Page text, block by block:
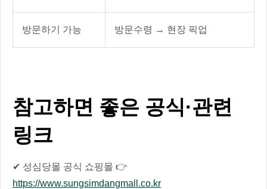
방문하기 가능 방문수령 → 현장 픽업
참고하면 좋은 공식·관련
링크
✔ 성심당몰 공식 쇼핑몰 👉
https://www.sungsimdangmall.co.kr